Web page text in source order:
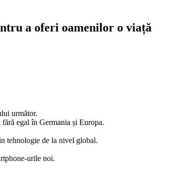
a oferi oamenilor o viață
următor.
egal în Germania și Europa.
tehnologie de la nivel global.
urile noi.